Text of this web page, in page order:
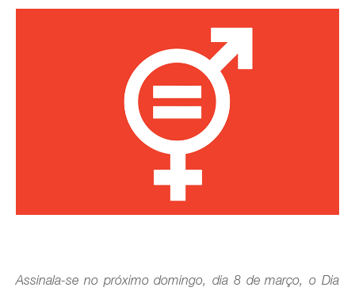
Assinala-se no próximo domingo, dia 8 de março, o Dia